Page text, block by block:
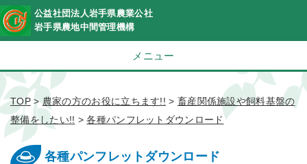
公益社団法人岩手県農業公社
岩手県農地中間管理機構
メニュー
TOP>農家の方のお役に立ちます!! > 畜産関係施設や飼料基盤の
整備をしたい!! >各種パンフレットダウンロード
各種パンフレットダウンロード